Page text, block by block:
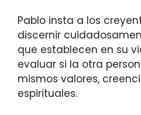
Pablo insta a los
discernir
que establecen en su
evaluar si la otra
mismos valores,
espirituales.